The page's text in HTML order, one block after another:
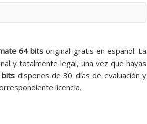
64 bitsoriginal gratis en español. La
y totalmente legal, una vez que hayas
bits dispones de 30 días de evaluación y
licencia.